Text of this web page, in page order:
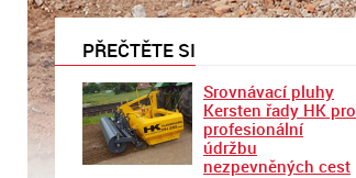
PŘEČTĚTE SI
Srovnávací pluhy
Kersten řady HK pro
profesionální
údržbu
nezpevněných cest